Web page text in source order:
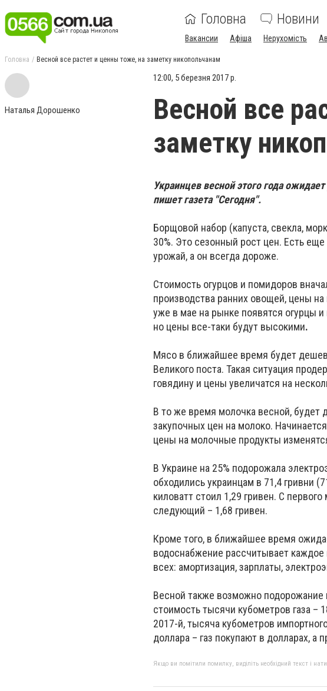
Головна Новини
Вакансии Афіша Нерухомість
Головна Весной все растет и ценны тоже, на заметку никопольчанам
Наталья Дорошенко
12:00, 5 березня 2017 р.
Весной все
заметку
Украинцев весной этого года
пишет газета "Сегодня".
Борщовой набор (капуста, свекла,
30%. Это сезонный рост цен. Есть
урожай, а он всегда дороже.
Стоимость огурцов и помидоров
производства ранних овощей, цены
уже в мае на рынке появятся огурцы
но цены все-таки будут высокими.
Мясо в ближайшее время будет
Великого поста. Такая ситуация
говядину и цены увеличатся на
В то же время молочка весной,
закупочных цен на молоко.
цены на молочные продукты
В Украине на 25% подорожала
обходились украинцам в 71,4 гривни
киловатт стоил 1,29 гривен. С
следующий – 1,68 гривен.
Кроме того, в ближайшее время
водоснабжение рассчитывает
всех: амортизация, зарплаты,
Весной также возможно подорожание
стоимость тысячи кубометров газа –
2017-й, тысяча кубометров
доллара – газ покупают в долларах, а
Якщо ви помітили помилку, виділіть необхідний текст і